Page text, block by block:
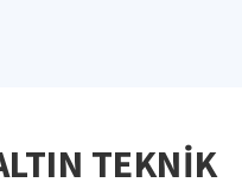
TEKNİK